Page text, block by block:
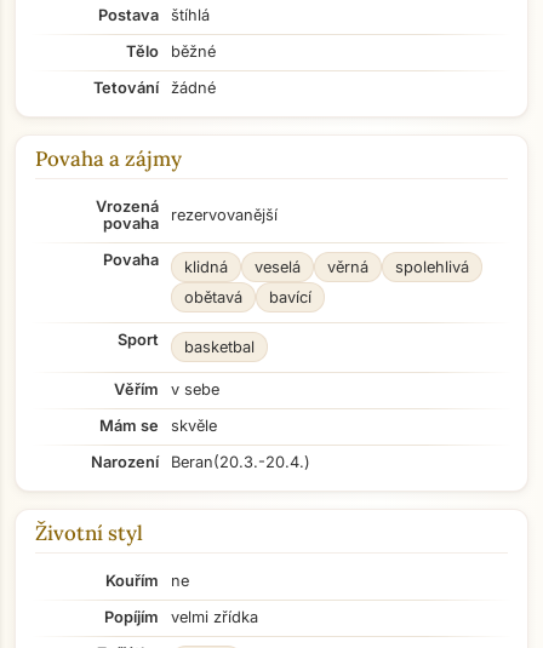
Postava
štíhlá
Tělo
běžné
Tetování
žádné
Povaha a zájmy
Vrozená
povaha
rezervovanější
Povaha klidná veselá věrná
spolehlivá
obětavá
bavící
Sport basketbal
Věřím
v sebe
Mám se
skvěle
Narození
Beran(20.3.-20.4.)
Životní styl
Kouřím
ne
Popíjím
velmi zřídka